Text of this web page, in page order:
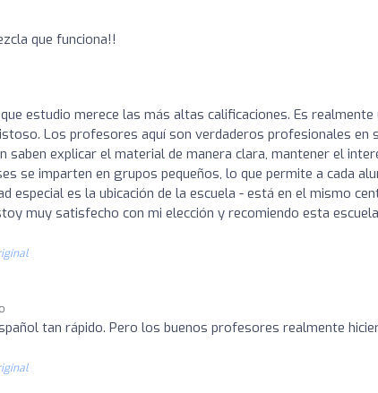
que funciona!!
estudio merece las más altas calificaciones. Es realmente
Los profesores aquí son verdaderos profesionales en
saben explicar el material de manera clara, mantener el
se imparten en grupos pequeños, lo que permite a cada
especial es la ubicación de la escuela - está en el mismo
muy satisfecho con mi elección y recomiendo esta
tan rápido. Pero los buenos profesores realmente